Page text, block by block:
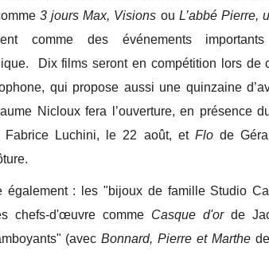
3 jours Max, Visions ou L’abbé Pierre,
comme des événements
Dix films seront en compétition lors de
qui propose aussi une quinzaine
Nicloux fera l’ouverture, en présence
Fabrice Luchini, le 22 août, et Flo de
également : les "bijoux de famille Studio
chefs-d'œuvre comme Casque d'orde
(avecBonnard, Pierre et Marthede